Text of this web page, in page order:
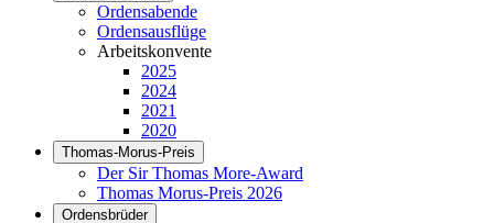
Ordensabende
Ordensausflüge
Arbeitskonvente
2025
2024
2021
2020
Thomas-Morus-Preis
Der Sir Thomas More-Award
Thomas Morus-Preis 2026
Ordensbrüder